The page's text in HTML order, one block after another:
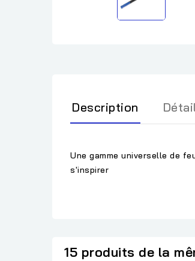
Description
Une gamme universelle de
s'inspirer
15 produits de la